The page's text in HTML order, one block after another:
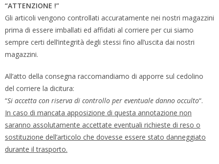
“ATTENZIONE !”
Gli articoli vengono controllati accuratamente nei nostri magazzini
prima di essere imballati ed affidati al corriere per cui siamo
sempre certi dell’integrità degli stessi fino all’uscita dai nostri
magazzini.
All’atto della consegna raccomandiamo di apporre sul cedolino
del corriere la dicitura:
“Si accetta con riserva di controllo per eventuale danno occulto“.
In caso di mancata apposizione di questa annotazione non
saranno assolutamente accettate eventuali richieste di reso o
sostituzione dell’articolo che dovesse essere stato danneggiato
durante il trasporto.